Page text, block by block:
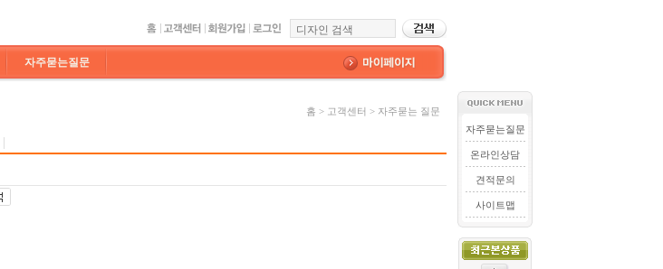
자주묻는질문
홈 > 고객센터 > 자주묻는 질문
자주묻는질문
온라인상담
견적문의
사이트맵